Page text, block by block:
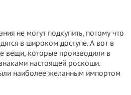
не могут подкупить, потому что
в широком доступе. А вот в
вещи, которые производили в
настоящей роскоши.
наиболее желанным импортом